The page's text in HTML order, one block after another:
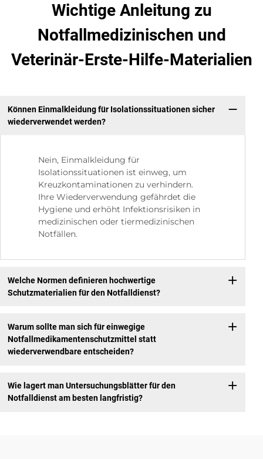
Wichtige Anleitung zu
Notfallmedizinischen und
Veterinär-Erste-Hilfe-Materialien
Können Einmalkleidung für Isolationssituationen sicher
wiederverwendet werden?
Nein, Einmalkleidung für
Isolationssituationen ist einweg, um
Kreuzkontaminationen zu verhindern.
Ihre Wiederverwendung gefährdet die
Hygiene und erhöht Infektionsrisiken in
medizinischen oder tiermedizinischen
Notfällen.
Welche Normen definieren hochwertige
Schutzmaterialien für den Notfalldienst?
Warum sollte man sich für einwegige
Notfallmedikamentenschutzmittel statt
wiederverwendbare entscheiden?
Wie lagert man Untersuchungsblätter für den
Notfalldienst am besten langfristig?